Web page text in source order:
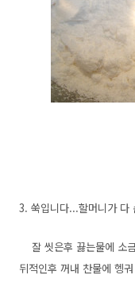
3. 쑥입니다...할머니가 다
잘 씻은후 끓는물에 소
뒤적인후 꺼내 찬물에 헹궈